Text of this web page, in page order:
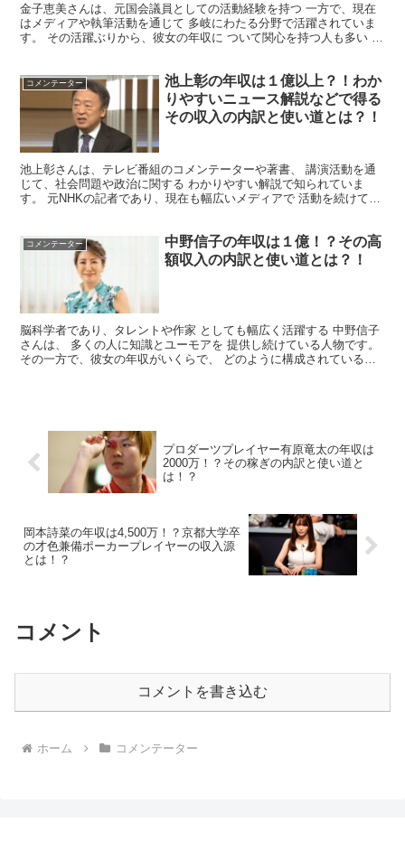
金子恵美さんは、元国会議員としての活動経験を持つ 一方で、現在
はメディアや執筆活動を通じて 多岐にわたる分野で活躍されていま
す。 その活躍ぶりから、彼女の年収に ついて関心を持つ人も多い の
コメンテーター
池上彰の年収は１億以上？！わか
りやすいニュース解説などで得る
その収入の内訳と使い道とは？！
池上彰さんは、テレビ番組のコメンテーターや著書、 講演活動を通
じて、社会問題や政治に関する わかりやすい解説で知られていま
す。 元NHKの記者であり、現在も幅広いメディアで 活動を続けてい
コメンテーター
中野信子の年収は１億！？その高
額収入の内訳と使い道とは？！
脳科学者であり、タレントや作家 としても幅広く活躍する 中野信子
さんは、 多くの人に知識とユーモアを 提供し続けている人物です。
その一方で、彼女の年収がいくらで、 どのように構成されているの
プロダーツプレイヤー有原竜太の年収は
2000万！？その稼ぎの内訳と使い道と
は！？
岡本詩菜の年収は4,500万！？京都大学卒
の才色兼備ポーカープレイヤーの収入源
とは！？
コメント
コメントを書き込む
ホーム コメンテーター